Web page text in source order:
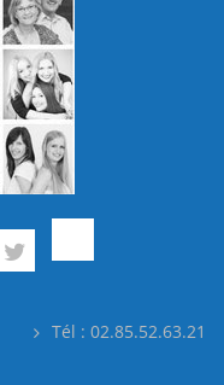
Tél : 02.85.52.63.21